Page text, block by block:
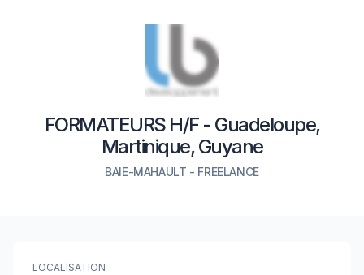
FORMATEURS H/F - Guadeloupe,
Martinique, Guyane
BAIE-MAHAULT - FREELANCE
LOCALISATION